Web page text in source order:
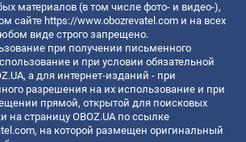
материалов (в том числе фото- и видео-),
сайте https://www.obozrevatel.com и на всех
виде строго запрещено.
при получении письменного
и при условии обязательной
а для интернет-изданий - при
разрешения на их использование и при
прямой, открытой для поисковых
на страницу OBOZ.UA по ссылке
, на которой размещен оригинальный